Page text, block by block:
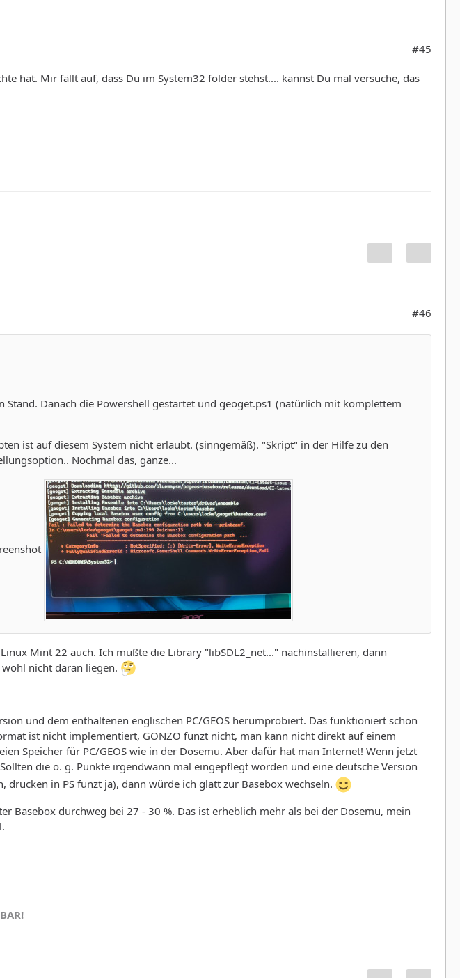
#45
hat. Mir fällt auf, dass Du im System32 folder stehst.... kannst Du mal versuche, das
#46
Danach die Powershell gestartet und geoget.ps1 (natürlich mit komplettem
ist auf diesem System nicht erlaubt. (sinngemäß). "Skript" in der Hilfe zu den
Nochmal das, ganze...
Mint 22 auch. Ich mußte die Library "libSDL2_net..." nachinstallieren, dann
nicht daran liegen.
und dem enthaltenen englischen PC/GEOS herumprobiert. Das funktioniert schon
ist nicht implementiert, GONZO funzt nicht, man kann nicht direkt auf einem
Speicher für PC/GEOS wie in der Dosemu. Aber dafür hat man Internet! Wenn jetzt
Sollten die o. g. Punkte irgendwann mal eingepflegt worden und eine deutsche Version
in PS funzt ja), dann würde ich glatt zur Basebox wechseln.
Basebox durchweg bei 27 - 30 %. Das ist erheblich mehr als bei der Dosemu, mein